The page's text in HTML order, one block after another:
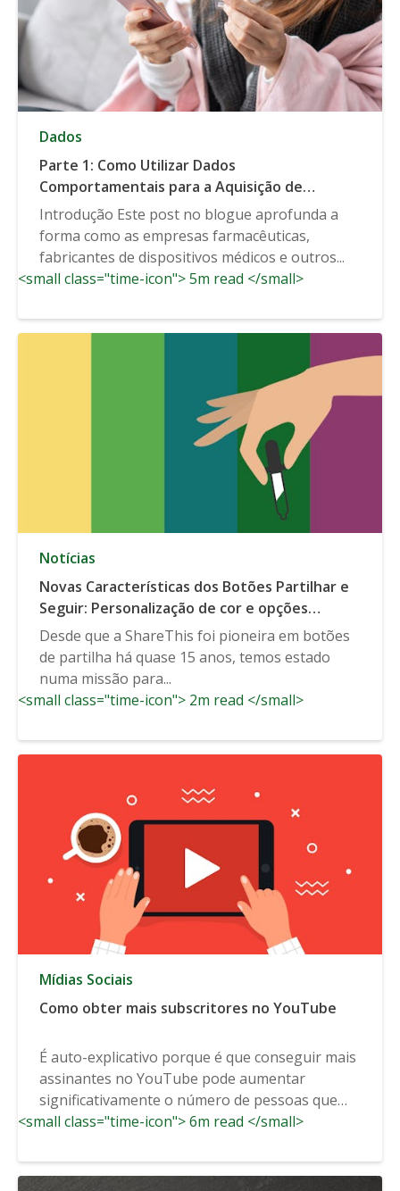
Dados
Parte 1: Como Utilizar Dados
Comportamentais para a Aquisição de
Clientes
Introdução Este post no blogue aprofunda a
forma como as empresas farmacêuticas,
fabricantes de dispositivos médicos e outros...
<small class="time-icon"> 5m read </small>
Notícias
Novas Características dos Botões Partilhar e
Seguir: Personalização de cor e opções
adicionais de idioma
Desde que a ShareThis foi pioneira em botões
de partilha há quase 15 anos, temos estado
numa missão para...
<small class="time-icon"> 2m read </small>
Mídias Sociais
Como obter mais subscritores no YouTube
É auto-explicativo porque é que conseguir mais
assinantes no YouTube pode aumentar
significativamente o número de pessoas que
vêem a sua...
<small class="time-icon"> 6m read </small>